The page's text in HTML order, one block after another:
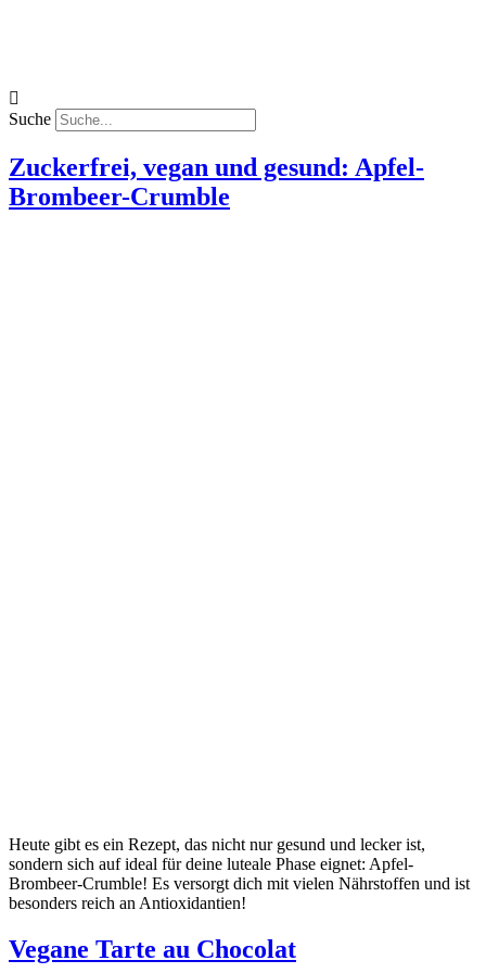
Suche
Zuckerfrei, vegan und gesund: Apfel-
Brombeer-Crumble
Heute gibt es ein Rezept, das nicht nur gesund und lecker ist,
sondern sich auf ideal für deine luteale Phase eignet: Apfel-
Brombeer-Crumble! Es versorgt dich mit vielen Nährstoffen und ist
besonders reich an Antioxidantien!
Vegane Tarte au Chocolat